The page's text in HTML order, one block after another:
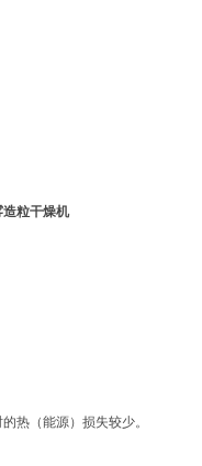
粒干燥机
热（能源）损失较少。